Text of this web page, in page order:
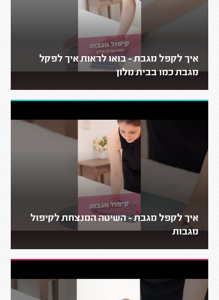
איך לקפל מגבת - בואו לראות איך לפקל
מגבת כמו בבית מלון
איך לקפל מגבת - השיטה המנצחת לקיפול
מגבות